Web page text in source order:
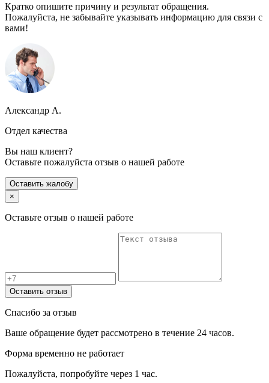
Кратко опишите причину и результат обращения.
Пожалуйста, не забывайте указывать информацию для связи с
вами!
Александр А.
Отдел качества
Вы наш клиент?
Оставьте пожалуйста отзыв о нашей работе
Оставить жалобу
×
Оставьте отзыв о нашей работе
Оставить отзыв
Спасибо за отзыв
Ваше обращение будет рассмотрено в течение 24 часов.
Форма временно не работает
Пожалуйста, попробуйте через 1 час.